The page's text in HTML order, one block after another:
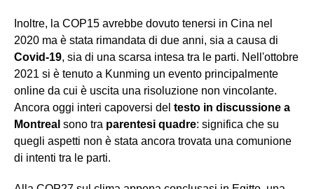
Inoltre, la COP15 avrebbe dovuto tenersi in Cina nel
2020 ma è stata rimandata di due anni, sia a causa di
Covid-19, sia di una scarsa intesa tra le parti. Nell'ottobre
2021 si è tenuto a Kunming un evento principalmente
online da cui è uscita una risoluzione non vincolante.
Ancora oggi interi capoversi del testo in discussione a
Montreal sono tra parentesi quadre: significa che su
quegli aspetti non è stata ancora trovata una comunione
di intenti tra le parti.